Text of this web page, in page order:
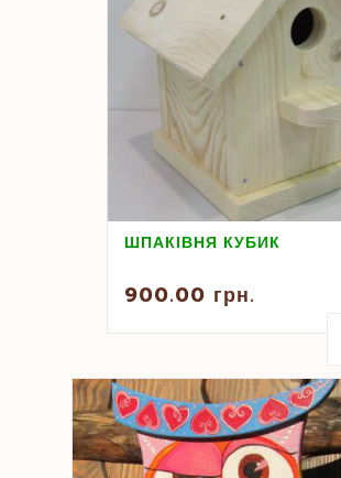
ШПАКІВНЯ КУБИК
900.00 грн.